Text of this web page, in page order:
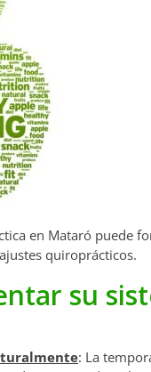
en Mataró puede
quiroprácticos.
su
: La